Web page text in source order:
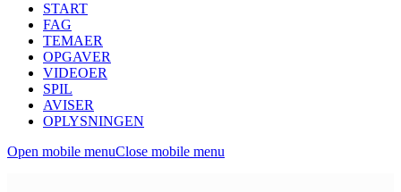
START
FAG
TEMAER
OPGAVER
VIDEOER
SPIL
AVISER
OPLYSNINGEN
Open mobile menuClose mobile menu